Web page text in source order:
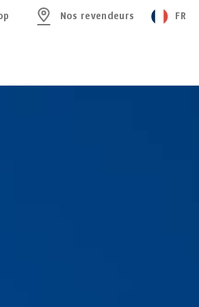
Nos revendeurs FR